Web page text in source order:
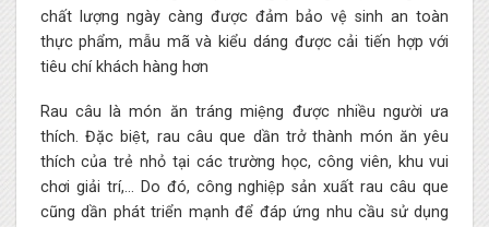
chất lượng ngày càng được đảm bảo vệ sinh an toàn
thực phẩm, mẫu mã và kiểu dáng được cải tiến hợp với
tiêu chí khách hàng hơn
Rau câu là món ăn tráng miệng được nhiều người ưa
thích. Đặc biệt, rau câu que dần trở thành món ăn yêu
thích của trẻ nhỏ tại các trường học, công viên, khu vui
chơi giải trí,… Do đó, công nghiệp sản xuất rau câu que
cũng dần phát triển mạnh để đáp ứng nhu cầu sử dụng